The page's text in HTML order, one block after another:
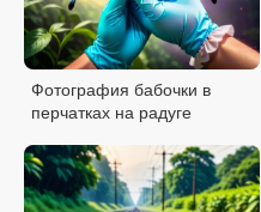
Фотография бабочки в
перчатках на радуге